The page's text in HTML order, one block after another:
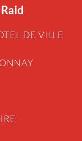
DE VILLE